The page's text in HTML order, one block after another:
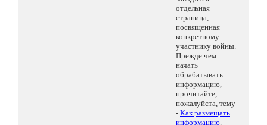
отдельная
страница,
посвященная
конкретному
участнику войны.
Прежде чем
начать
обрабатывать
информацию,
прочитайте,
пожалуйста, тему
- Как размещать
информацию.